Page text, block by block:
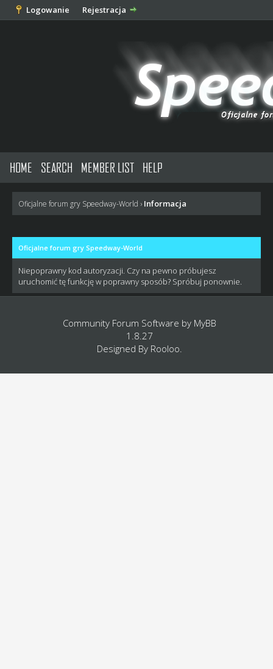
Logowanie Rejestracja
HOME SEARCH MEMBER LIST HELP
Oficjalne forum gry Speedway-World › Informacja
Oficjalne forum gry Speedway-World
Niepoprawny kod autoryzacji. Czy na pewno próbujesz
uruchomić tę funkcję w poprawny sposób? Spróbuj ponownie.
Community Forum Software by MyBB
1.8.27
Designed By Rooloo.